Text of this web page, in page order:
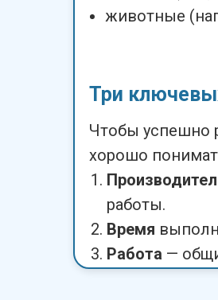
животные
Три
Чтобы успешно
хорошо
работы.
Время
Работа —